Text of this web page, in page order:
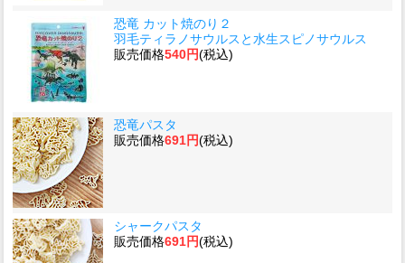
恐竜 カット焼のり２
羽毛ティラノサウルスと水生スピノサウルス
販売価格540円(税込)
恐竜パスタ
販売価格691円(税込)
シャークパスタ
販売価格691円(税込)